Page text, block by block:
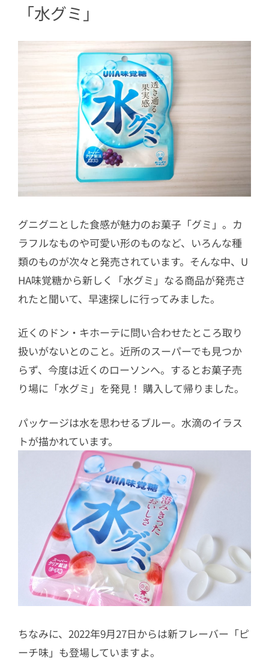
「水グミ」
グニグニとした食感が魅力のお菓子「グミ」。カ
ラフルなものや可愛い形のものなど、いろんな種
類のものが次々と発売されています。そんな中、U
HA味覚糖から新しく「水グミ」なる商品が発売さ
れたと聞いて、早速探しに行ってみました。
近くのドン・キホーテに問い合わせたところ取り
扱いがないとのこと。近所のスーパーでも見つか
らず、今度は近くのローソンへ。するとお菓子売
り場に「水グミ」を発見！ 購入して帰りました。
パッケージは水を思わせるブルー。水滴のイラス
トが描かれています。
ちなみに、2022年9月27日からは新フレーバー「ピ
ーチ味」も登場していますよ。